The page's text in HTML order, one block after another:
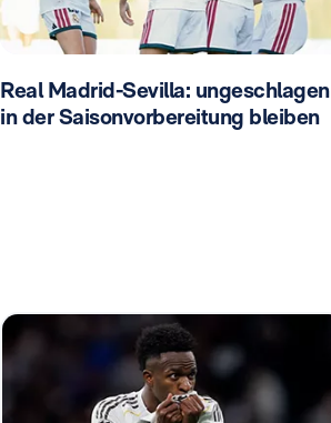
Real Madrid-Sevilla: ungeschlagen
in der Saisonvorbereitung bleiben